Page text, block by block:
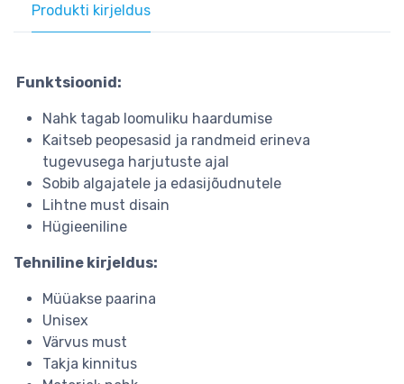
Produkti kirjeldus
Funktsioonid:
Nahk tagab loomuliku haardumise
Kaitseb peopesasid ja randmeid erineva
tugevusega harjutuste ajal
Sobib algajatele ja edasijõudnutele
Lihtne must disain
Hügieeniline
Tehniline kirjeldus:
Müüakse paarina
Unisex
Värvus must
Takja kinnitus